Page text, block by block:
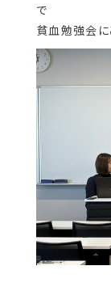
で
貧血勉強会に